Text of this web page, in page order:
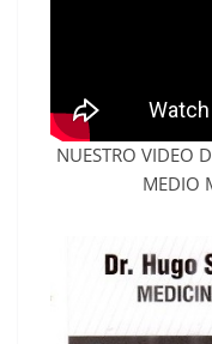
NUESTRO VIDEO
MEDIO